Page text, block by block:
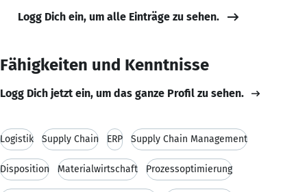
Logg Dich ein, um alle Einträge zu sehen.
Fähigkeiten und Kenntnisse
Logg Dich jetzt ein, um das ganze Profil zu sehen.
Logistik Supply Chain ERP Supply Chain Management
Disposition Materialwirtschaft Prozessoptimierung